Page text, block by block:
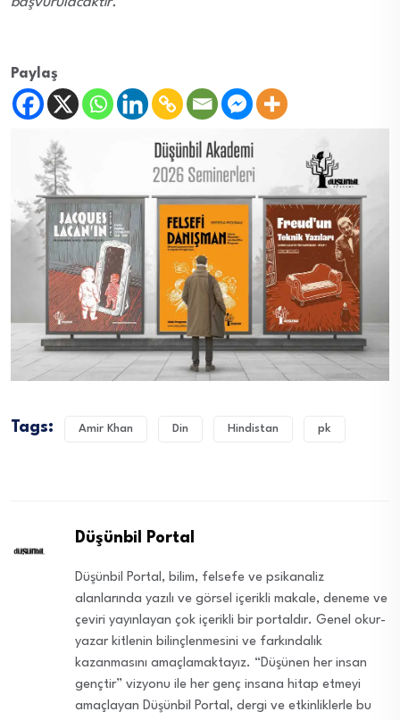
Paylaş
Tags: Amir Khan Din Hindistan pk
Düşünbil Portal
Düşünbil Portal, bilim, felsefe ve psikanaliz
alanlarında yazılı ve görsel içerikli makale, deneme ve
çeviri yayınlayan çok içerikli bir portaldır. Genel okur-
yazar kitlenin bilinçlenmesini ve farkındalık
kazanmasını amaçlamaktayız. “Düşünen her insan
gençtir” vizyonu ile her genç insana hitap etmeyi
amaçlayan Düşünbil Portal, dergi ve etkinliklerle bu